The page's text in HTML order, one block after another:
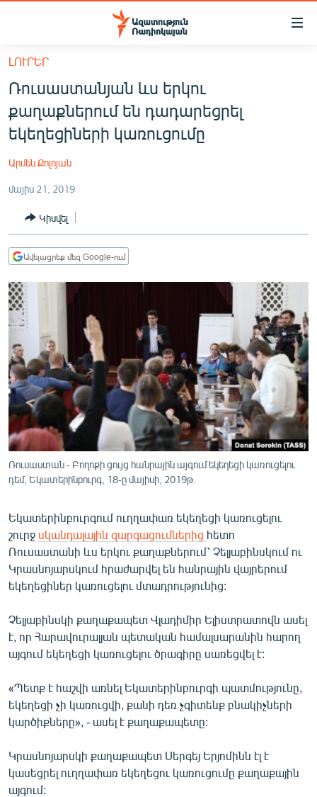
Մատչելիության
հիմնական
բովանդակությանը
հիմնական
մենյուին
ՔԱՂԱՔԱԿԱՆ
ՏՆՏԵՍՈՒԹՅՈՒՆ
ՂԱՐԱԲԱՂ
ՏԱՐԱԾԱՇՐՋԱՆ
ՄԻՋԱԶԳԱՅԻՆ
ՄՇԱԿՈՒՅԹ
ՍՊՈՐՏ
ՄԵԿՆԱԲԱՆՈՒԹՅՈՒՆ
ՏՏ ԵՒ ԻՆՏԵՐՆԵՏ
ԱՐԽԻՎ
ԲԱՆԱՎԵՃ
ՁԳՏԵԼՈՎ ԼԱՎԱԳՈՒՅՆԻՆ
ՓՈԴՔԱՍԹ
Հայերեն
English
ՀԵՏԵՎԵՔ ՄԵԶ
ԼՈՒՐԵՐ
Ռուսաստանյան ևս երկու
քաղաքներում են դադարեցրել
եկեղեցիների կառուցումը
Արմեն Քոլոյան
մայիս 21, 2019
Կիսվել
Ավելացրեք մեզ Google-ում
Ռուսաստան - Բողոքի ցույց հանրային այգում եկեղեցի կառուցելու
դեմ, Եկատերինբուրգ, 18-ը մայիսի, 2019թ.
Եկատերինբուրգում ուղղափառ եկեղեցի կառուցելու
շուրջ սկանդալային զարգացումներից հետո
Ռուսաստանի ևս երկու քաղաքներում՝ Չելյաբինսկում ու
Կրասնոյարսկում հրաժարվել են հանրային վայրերում
եկեղեցիներ կառուցելու մտադրությունից:
Չելյաբինսկի քաղաքապետ Վլադիմիր Ելիստրատովն ասել
է, որ Հարավուրալյան պետական համալսարանին հարող
այգում եկեղեցի կառուցելու ծրագիրը սառեցվել է:
«Պետք է հաշվի առնել Եկատերինբուրգի պատմությունը,
եկեղեցի չի կառուցվի, քանի դեռ չգիտենք բնակիչների
կարծիքները», - ասել է քաղաքապետը:
Կրասնոյարսկի քաղաքապետ Սերգեյ Երյոմինն էլ է
կասեցրել ուղղափառ եկեղեցու կառուցումը քաղաքային
այգում: